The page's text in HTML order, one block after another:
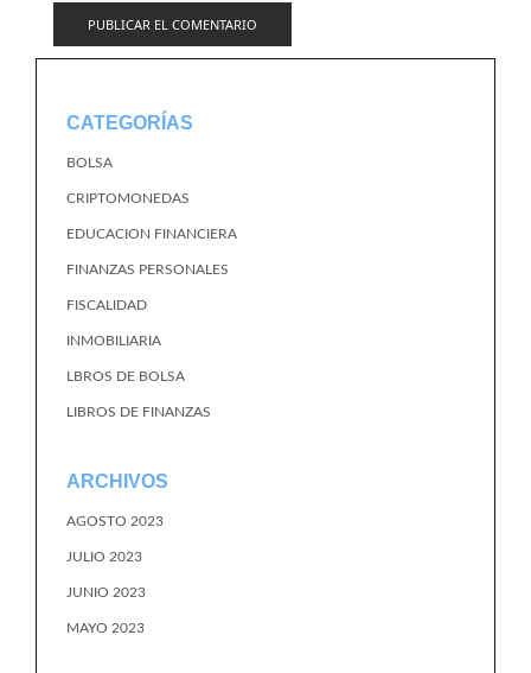
CATEGORÍAS
BOLSA
CRIPTOMONEDAS
EDUCACION FINANCIERA
FINANZAS PERSONALES
FISCALIDAD
INMOBILIARIA
LBROS DE BOLSA
LIBROS DE FINANZAS
ARCHIVOS
AGOSTO 2023
JULIO 2023
JUNIO 2023
MAYO 2023